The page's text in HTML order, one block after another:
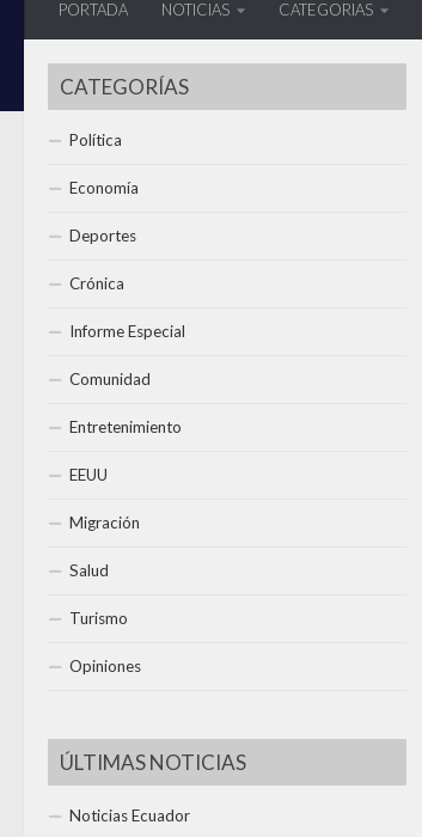
PORTADA NOTICIAS CATEGORIAS
CATEGORÍAS
Política
Economía
Deportes
Crónica
Informe Especial
Comunidad
Entretenimiento
EEUU
Migración
Salud
Turismo
Opiniones
ÚLTIMAS NOTICIAS
Noticias Ecuador